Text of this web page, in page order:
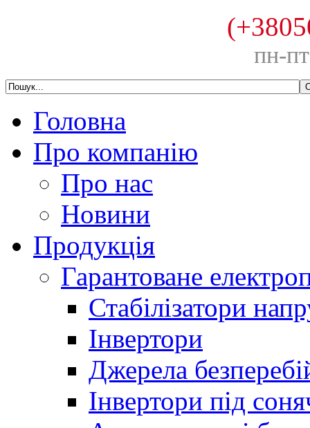
пн-
Головна
Про компанію
Про нас
Новини
Продукція
Гарантоване
Стабілізатори
Інвертори
Джерела
Інвертори під